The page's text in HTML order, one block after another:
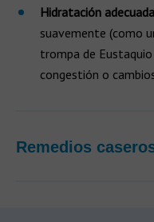
Hidratación adecuada
suavemente (como
trompa de
congestión o
Remedios